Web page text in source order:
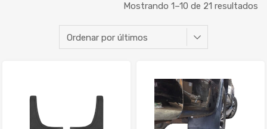
Mostrando 1–10 de 21 resultados